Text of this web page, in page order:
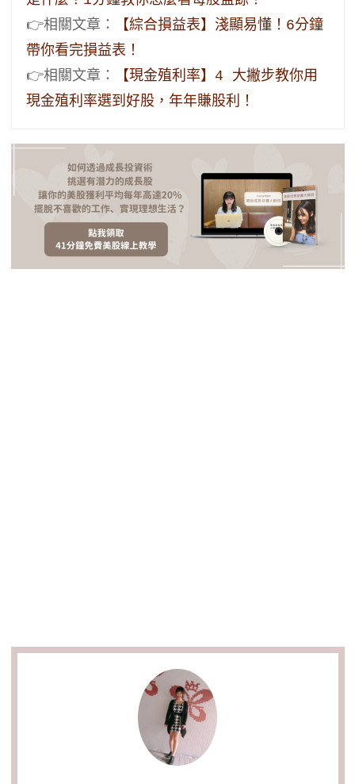
👉相關文章：
【綜合損益表】淺顯易懂！6分鐘
帶你看完損益表！
👉相關文章：
【現金殖利率】4 大撇步教你用
現金殖利率選到好股，年年賺股利！